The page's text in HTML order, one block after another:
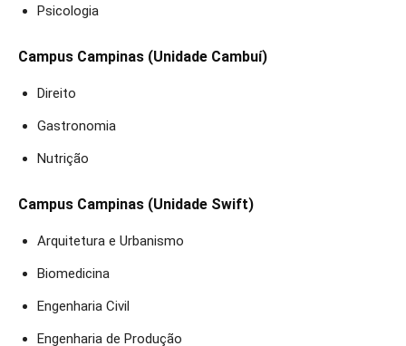
Psicologia
Campus Campinas (Unidade Cambuí)
Direito
Gastronomia
Nutrição
Campus Campinas (Unidade Swift)
Arquitetura e Urbanismo
Biomedicina
Engenharia Civil
Engenharia de Produção